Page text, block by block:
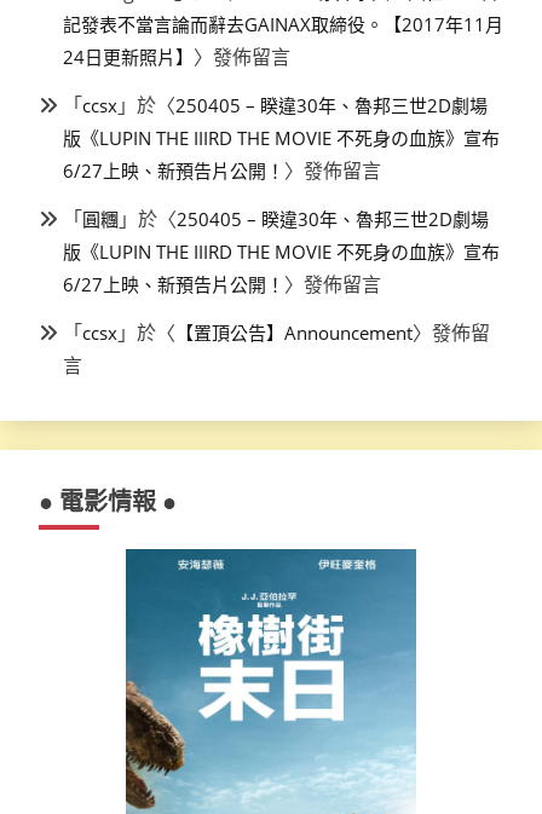
記發表不當言論而辭去GAINAX取締役。【2017年11月
24日更新照片】 〉發佈留言
「ccsx 」於〈250405 – 睽違30年、魯邦三世2D劇場
版《LUPIN THE IIIRD THE MOVIE 不死身の血族》宣布
6/27上映、新預告片公開！ 〉發佈留言
「圓糰 」於〈250405 – 睽違30年、魯邦三世2D劇場
版《LUPIN THE IIIRD THE MOVIE 不死身の血族》宣布
6/27上映、新預告片公開！ 〉發佈留言
「ccsx 」於〈 【置頂公告】Announcement〉發佈留
言
● 電影情報 ●